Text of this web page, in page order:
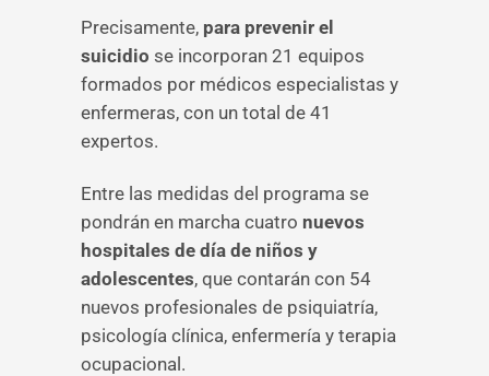
Precisamente, para prevenir el
suicidio se incorporan 21 equipos
formados por médicos especialistas y
enfermeras, con un total de 41
expertos.
Entre las medidas del programa se
pondrán en marcha cuatro nuevos
hospitales de día de niños y
adolescentes, que contarán con 54
nuevos profesionales de psiquiatría,
psicología clínica, enfermería y terapia
ocupacional.